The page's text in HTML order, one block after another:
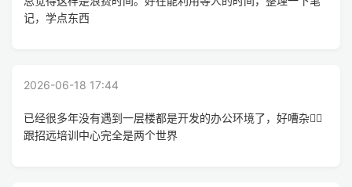
记，学点东西
2026-06-18 17:44
已经很多年没有遇到一层楼都是开发的办公环境了，好嘈杂🤦‍♂️
跟招远培训中心完全是两个世界